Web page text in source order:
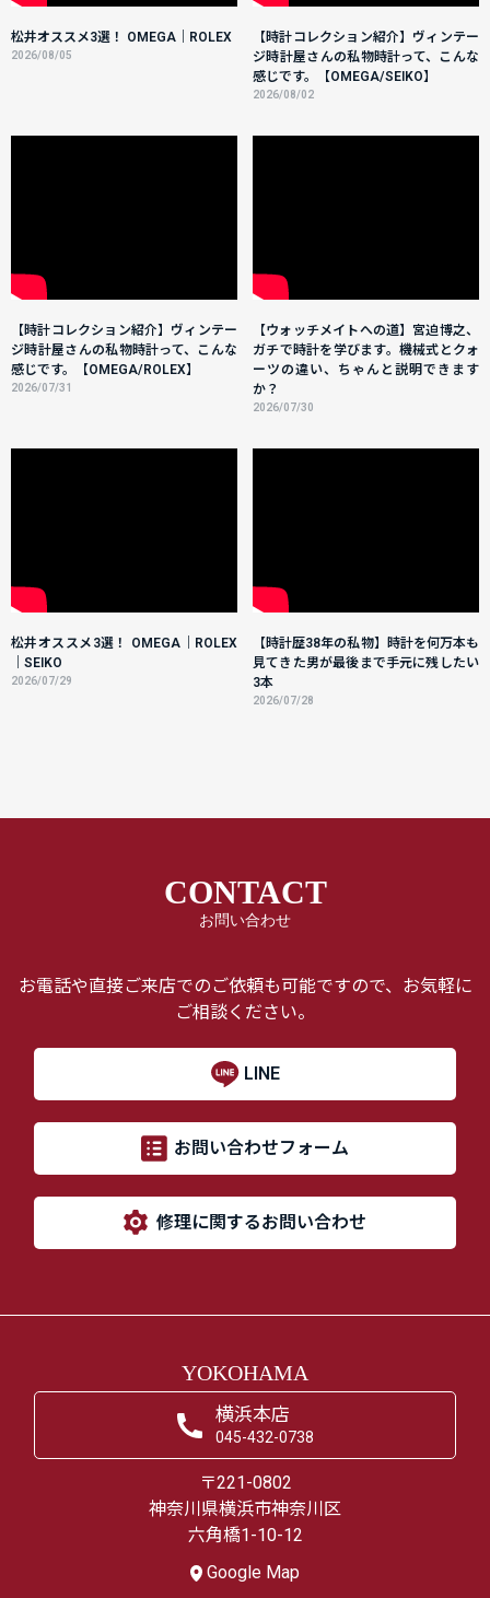
松井オススメ3選！ OMEGA｜ROLEX
2026/08/05
【時計コレクション紹介】ヴィンテー
ジ時計屋さんの私物時計って、こんな
感じです。【OMEGA/SEIKO】
2026/08/02
【時計コレクション紹介】ヴィンテー
ジ時計屋さんの私物時計って、こんな
感じです。【OMEGA/ROLEX】
2026/07/31
【ウォッチメイトへの道】宮迫博之、
ガチで時計を学びます。機械式とクォ
ーツの違い、ちゃんと説明できます
か？
2026/07/30
松井オススメ3選！ OMEGA｜ROLEX
｜SEIKO
2026/07/29
【時計歴38年の私物】時計を何万本も
見てきた男が最後まで手元に残したい
3本
2026/07/28
CONTACT
お問い合わせ
お電話や直接ご来店でのご依頼も可能ですので、お気軽に
ご相談ください。
LINE
お問い合わせフォーム
修理に関するお問い合わせ
YOKOHAMA
横浜本店
045-432-0738
〒221-0802
神奈川県横浜市神奈川区
六角橋1-10-12
Google Map